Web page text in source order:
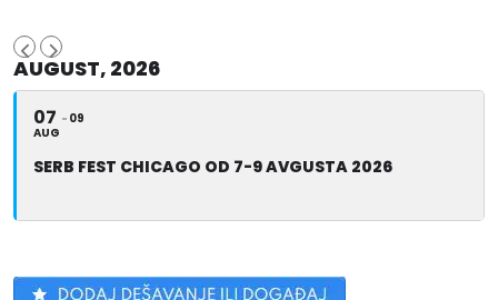
AUGUST, 2026
07
AUG
09
SERB FEST CHICAGO OD 7-9 AVGUSTA 2026